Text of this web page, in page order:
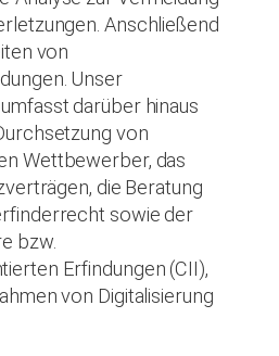
Anschließend
von
Unser
darüber hinaus
von
Wettbewerber, das
die Beratung
sowie der
bzw.
Erfindungen (CII),
von Digitalisierung